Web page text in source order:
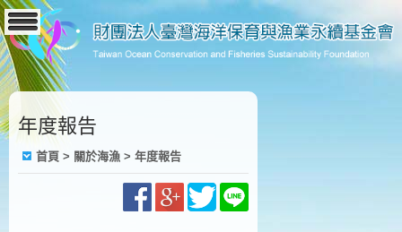
年度報告
首頁 > 關於海漁 > 年度報告